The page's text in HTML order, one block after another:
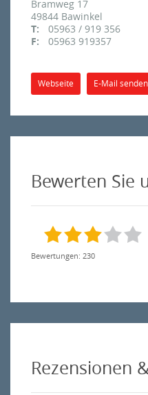
Bramweg 17
49844 Bawinkel
T:
05963 / 919 356
F:
05963 919357
Webseite E-Mail senden
Bewerten Sie
Bewertungen: 230
Rezensionen &